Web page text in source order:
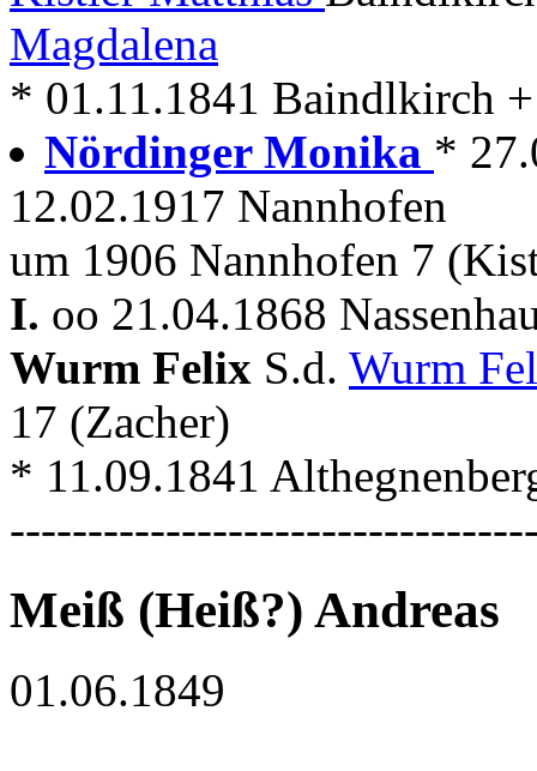
Magdalena
* 01.11.1841 Baindlkirch
Nördinger Monika *
12.02.1917 Nannhofen
um 1906 Nannhofen 7
I. oo 21.04.1868
Wurm Felix S.d. Wurm
17 (Zacher)
* 11.09.1841
Meiß (Heiß?) Andreas
01.06.1849